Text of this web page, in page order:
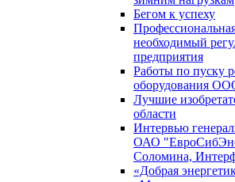
Бегом к успеху
необходимый
предприятия
Работы по пуску
оборудования
Лучшие
области
Интервью
ОАО
Соломина,
«Добрая